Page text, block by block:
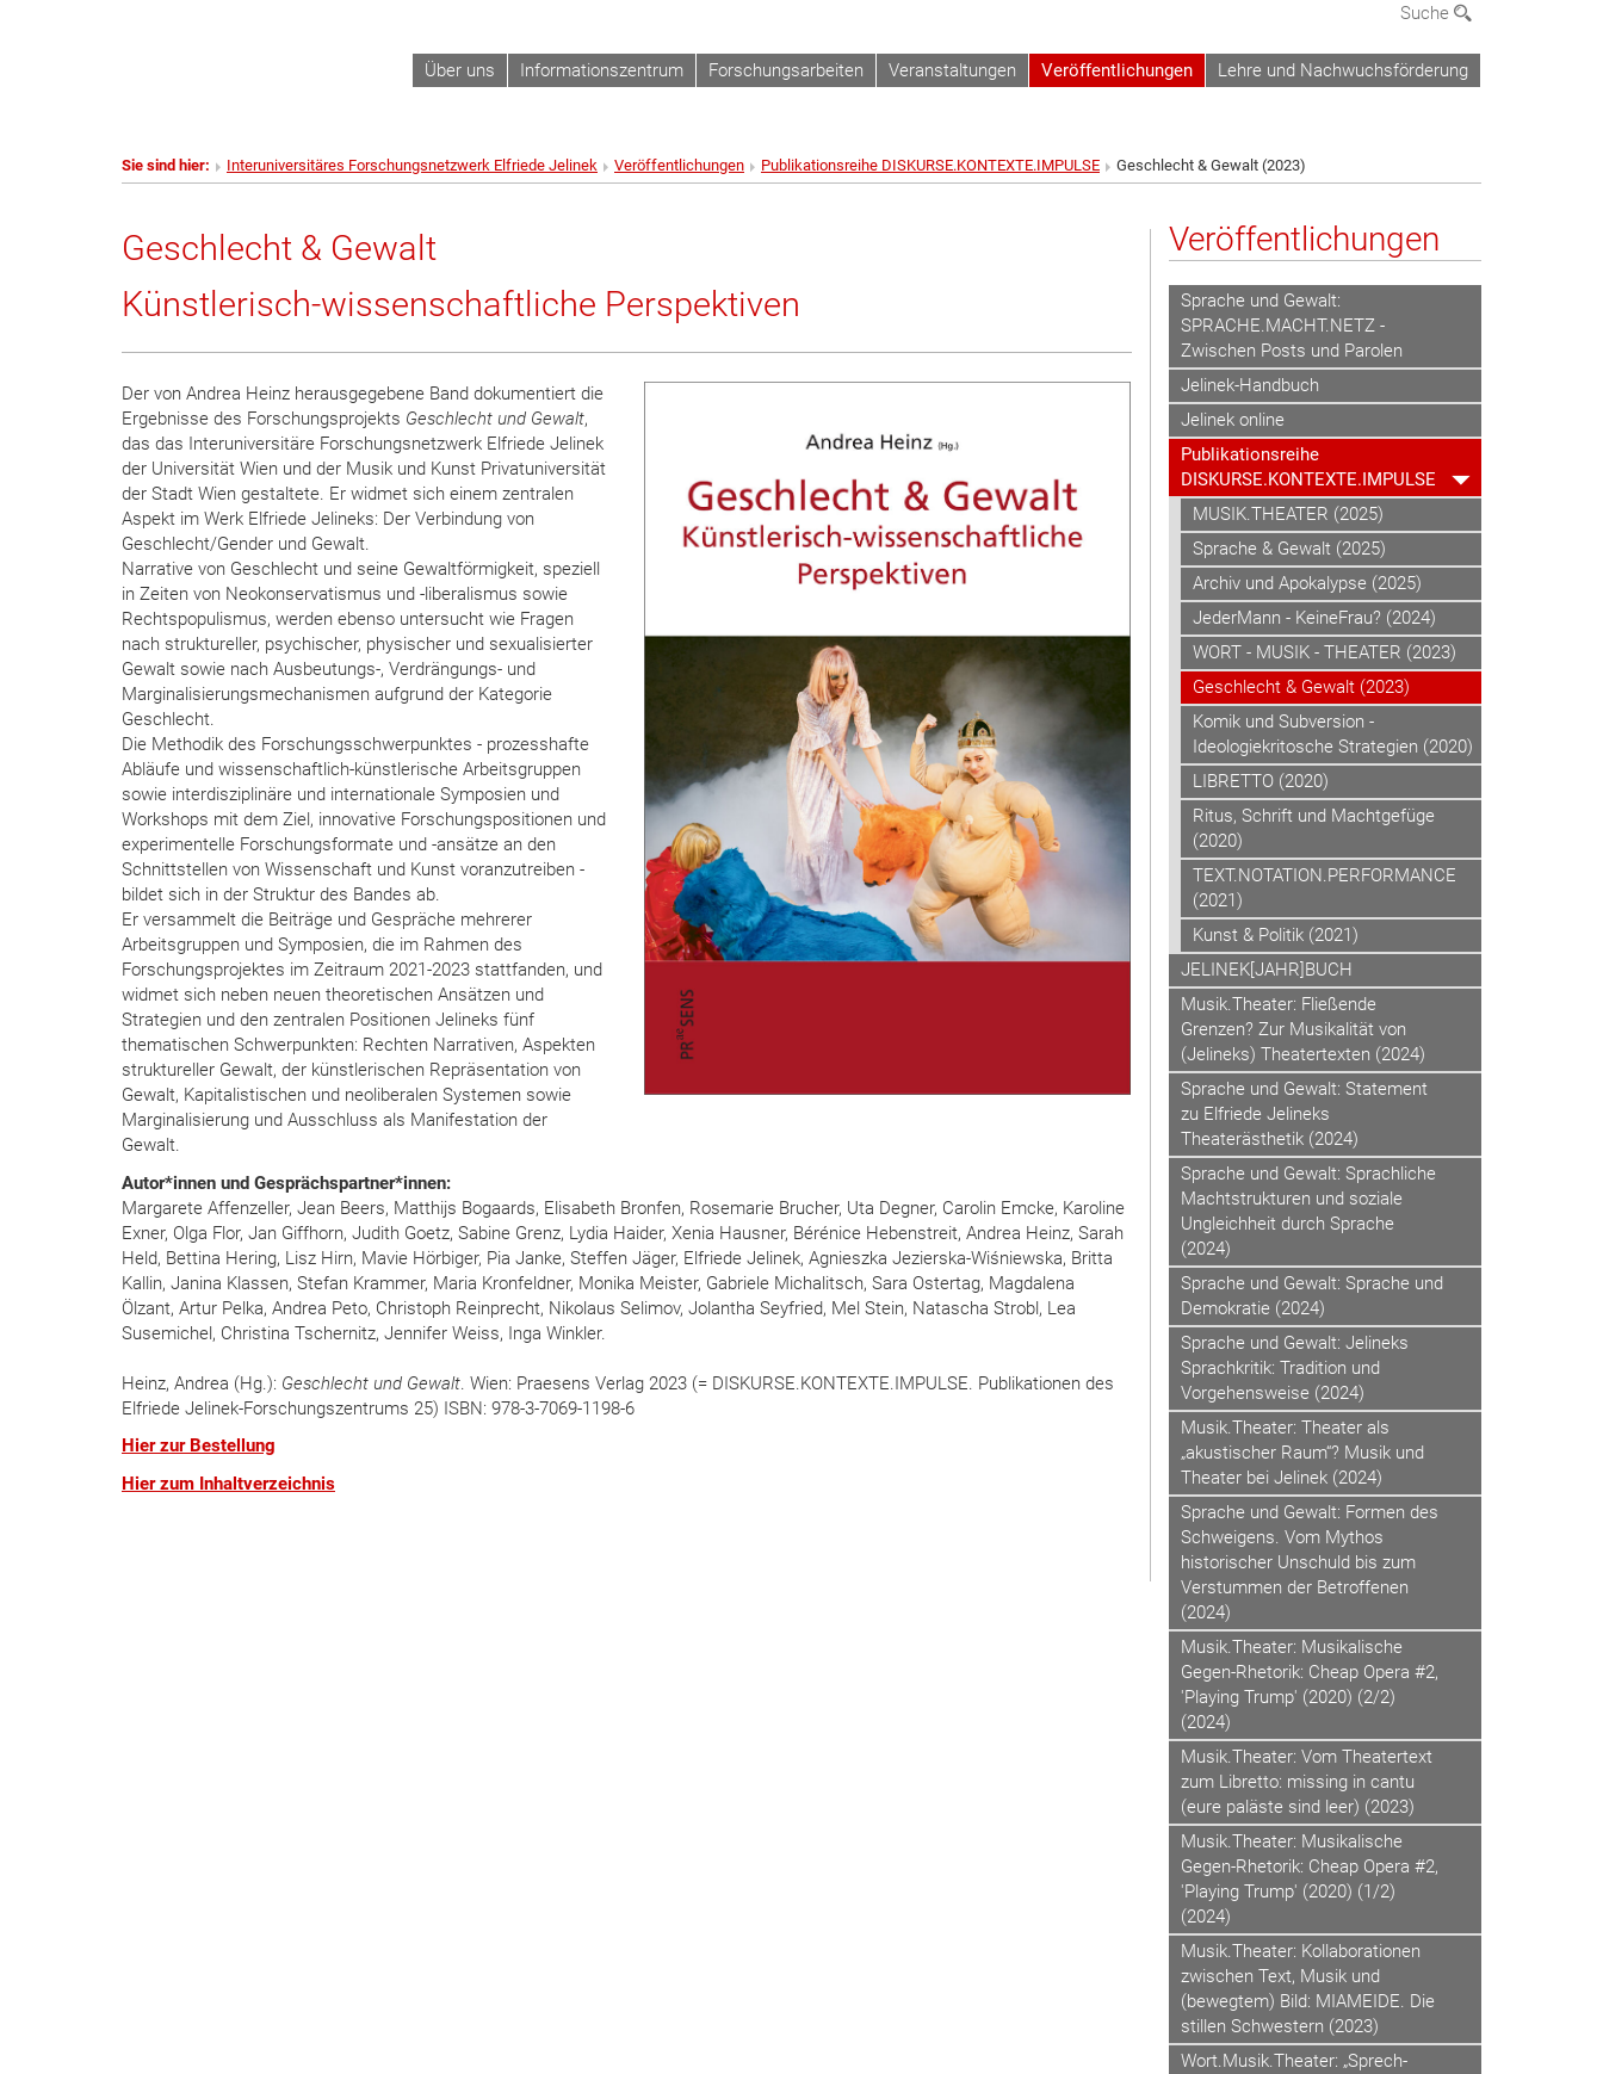
Suche
Über uns Informationszentrum Forschungsarbeiten Veranstaltungen Veröffentlichungen Lehre und Nachwuchsförderung
Sie sind hier: Interuniversitäres Forschungsnetzwerk Elfriede Jelinek Veröffentlichungen Publikationsreihe DISKURSE.KONTEXTE.IMPULSE Geschlecht & Gewalt (2023)
Geschlecht & Gewalt
Künstlerisch-wissenschaftliche Perspektiven
Der von Andrea Heinz herausgegebene Band dokumentiert die
Ergebnisse des Forschungsprojekts Geschlecht und Gewalt,
das das Interuniversitäre Forschungsnetzwerk Elfriede Jelinek
der Universität Wien und der Musik und Kunst Privatuniversität
der Stadt Wien gestaltete. Er widmet sich einem zentralen
Aspekt im Werk Elfriede Jelineks: Der Verbindung von
Geschlecht/Gender und Gewalt.
Narrative von Geschlecht und seine Gewaltförmigkeit, speziell
in Zeiten von Neokonservatismus und -liberalismus sowie
Rechtspopulismus, werden ebenso untersucht wie Fragen
nach struktureller, psychischer, physischer und sexualisierter
Gewalt sowie nach Ausbeutungs-, Verdrängungs- und
Marginalisierungsmechanismen aufgrund der Kategorie
Geschlecht.
Die Methodik des Forschungsschwerpunktes - prozesshafte
Abläufe und wissenschaftlich-künstlerische Arbeitsgruppen
sowie interdisziplinäre und internationale Symposien und
Workshops mit dem Ziel, innovative Forschungspositionen und
experimentelle Forschungsformate und -ansätze an den
Schnittstellen von Wissenschaft und Kunst voranzutreiben -
bildet sich in der Struktur des Bandes ab.
Er versammelt die Beiträge und Gespräche mehrerer
Arbeitsgruppen und Symposien, die im Rahmen des
Forschungsprojektes im Zeitraum 2021-2023 stattfanden, und
widmet sich neben neuen theoretischen Ansätzen und
Strategien und den zentralen Positionen Jelineks fünf
thematischen Schwerpunkten: Rechten Narrativen, Aspekten
struktureller Gewalt, der künstlerischen Repräsentation von
Gewalt, Kapitalistischen und neoliberalen Systemen sowie
Marginalisierung und Ausschluss als Manifestation der
Gewalt.
Autor*innen und Gesprächspartner*innen:
Margarete Affenzeller, Jean Beers, Matthijs Bogaards, Elisabeth Bronfen, Rosemarie Brucher, Uta Degner, Carolin Emcke, Karoline
Exner, Olga Flor, Jan Giffhorn, Judith Goetz, Sabine Grenz, Lydia Haider, Xenia Hausner, Bérénice Hebenstreit, Andrea Heinz, Sarah
Held, Bettina Hering, Lisz Hirn, Mavie Hörbiger, Pia Janke, Steffen Jäger, Elfriede Jelinek, Agnieszka Jezierska-Wiśniewska, Britta
Kallin, Janina Klassen, Stefan Krammer, Maria Kronfeldner, Monika Meister, Gabriele Michalitsch, Sara Ostertag, Magdalena
Ölzant, Artur Pelka, Andrea Peto, Christoph Reinprecht, Nikolaus Selimov, Jolantha Seyfried, Mel Stein, Natascha Strobl, Lea
Susemichel, Christina Tschernitz, Jennifer Weiss, Inga Winkler.
Heinz, Andrea (Hg.): Geschlecht und Gewalt. Wien: Praesens Verlag 2023 (= DISKURSE.KONTEXTE.IMPULSE. Publikationen des
Elfriede Jelinek-Forschungszentrums 25) ISBN: 978-3-7069-1198-6
Hier zur Bestellung
Hier zum Inhaltverzeichnis
Veröffentlichungen
Sprache und Gewalt:
SPRACHE.MACHT.NETZ -
Zwischen Posts und Parolen
Jelinek-Handbuch
Jelinek online
Publikationsreihe
DISKURSE.KONTEXTE.IMPULSE
MUSIK.THEATER (2025)
Sprache & Gewalt (2025)
Archiv und Apokalypse (2025)
JederMann - KeineFrau? (2024)
WORT - MUSIK - THEATER (2023)
Geschlecht & Gewalt (2023)
Komik und Subversion -
Ideologiekritosche Strategien (2020)
LIBRETTO (2020)
Ritus, Schrift und Machtgefüge
(2020)
TEXT.NOTATION.PERFORMANCE
(2021)
Kunst & Politik (2021)
JELINEK[JAHR]BUCH
Musik.Theater: Fließende
Grenzen? Zur Musikalität von
(Jelineks) Theatertexten (2024)
Sprache und Gewalt: Statement
zu Elfriede Jelineks
Theaterästhetik (2024)
Sprache und Gewalt: Sprachliche
Machtstrukturen und soziale
Ungleichheit durch Sprache
(2024)
Sprache und Gewalt: Sprache und
Demokratie (2024)
Sprache und Gewalt: Jelineks
Sprachkritik: Tradition und
Vorgehensweise (2024)
Musik.Theater: Theater als
„akustischer Raum“? Musik und
Theater bei Jelinek (2024)
Sprache und Gewalt: Formen des
Schweigens. Vom Mythos
historischer Unschuld bis zum
Verstummen der Betroffenen
(2024)
Musik.Theater: Musikalische
Gegen-Rhetorik: Cheap Opera #2,
'Playing Trump' (2020) (2/2)
(2024)
Musik.Theater: Vom Theatertext
zum Libretto: missing in cantu
(eure paläste sind leer) (2023)
Musik.Theater: Musikalische
Gegen-Rhetorik: Cheap Opera #2,
'Playing Trump' (2020) (1/2)
(2024)
Musik.Theater: Kollaborationen
zwischen Text, Musik und
(bewegtem) Bild: MIAMEIDE. Die
stillen Schwestern (2023)
Wort.Musik.Theater: „Sprech-